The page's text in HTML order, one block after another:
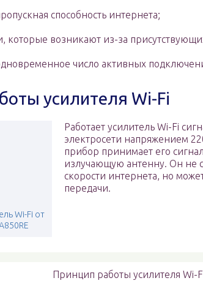
способность интернета;
которые возникают из-за
число активных
усилителя Wi-Fi
Wi-Fi от
Работает усилитель Wi-Fi
электросети напряжением
прибор принимает его
излучающую антенну. Он не
скорости интернета, но
передачи.
Принцип работы усилителя Wi-